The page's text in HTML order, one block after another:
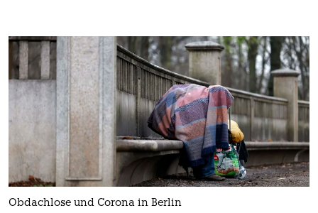
Obdachlose und Corona in Berlin